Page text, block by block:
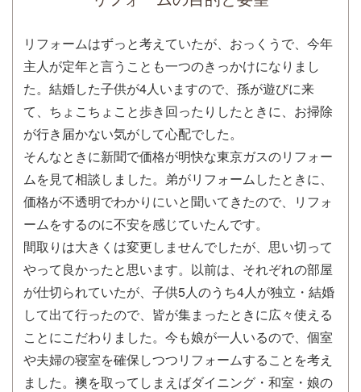
リフォームはずっと考えていたが、おっくうで、今年
主人が定年と言うことも一つのきっかけになりまし
た。結婚した子供が4人いますので、孫が遊びに来
て、ちょこちょこと歩き回ったりしたときに、お掃除
が行き届かない気がして心配でした。
そんなときに新聞で価格が明快な東京ガスのリフォー
ムを見て相談しました。弟がリフォームしたときに、
価格が不透明でわかりにいと聞いてきたので、リフォ
ームをするのに不安を感じていたんです。
間取りは大きくは変更しませんでしたが、思い切って
やって良かったと思います。以前は、それぞれの部屋
が仕切られていたが、子供5人のうち4人が独立・結婚
して出て行ったので、皆が集まったときに広々使える
ことにこだわりました。今も娘が一人いるので、個室
や夫婦の寝室を確保しつつリフォームすることを考え
ました。襖を取ってしまえばダイニング・和室・娘の